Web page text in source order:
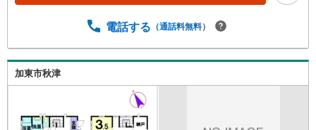
電話する （通話料無料）
加東市秋津